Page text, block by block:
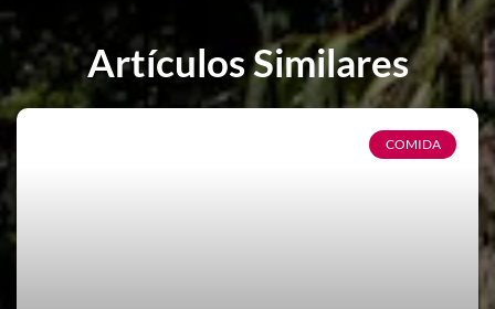
Artículos Similares
COMIDA